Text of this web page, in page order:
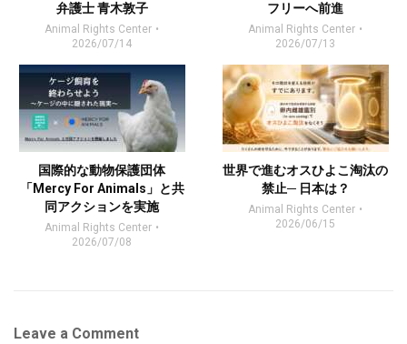
弁護士 青木敦子
Animal Rights Center
2026/07/14
フリーへ前進
Animal Rights Center
2026/07/13
国際的な動物保護団体
「Mercy For Animals」と共
同アクションを実施
Animal Rights Center
2026/07/08
世界で進むオスひよこ淘汰の
禁止─ 日本は？
Animal Rights Center
2026/06/15
Leave a Comment